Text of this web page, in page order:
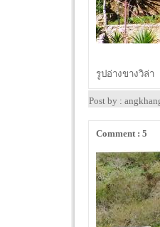
รูปอ่างขางวิล่า
Post by :
Comment : 5